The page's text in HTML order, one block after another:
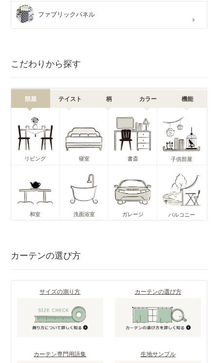
ファブリックパネル
こだわりから探す
部屋 テイスト 柄 カラー 機能
リビング 寝室 書斎 子供部屋
和室 洗面浴室 ガレージ バルコニー
カーテンの選び方
サイズの測り方 カーテンの選び方
カーテン専門用語集 生地サンプル